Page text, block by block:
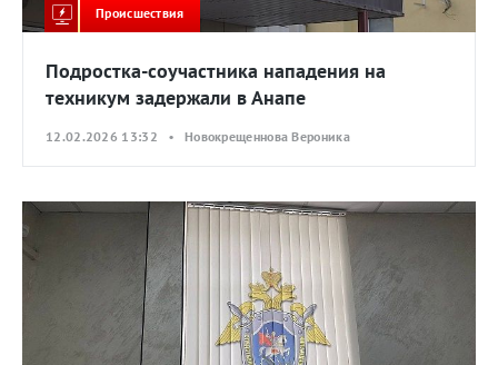
Происшествия
Подростка-соучастника нападения на
техникум задержали в Анапе
12.02.2026 13:32 • Новокрещеннова Вероника